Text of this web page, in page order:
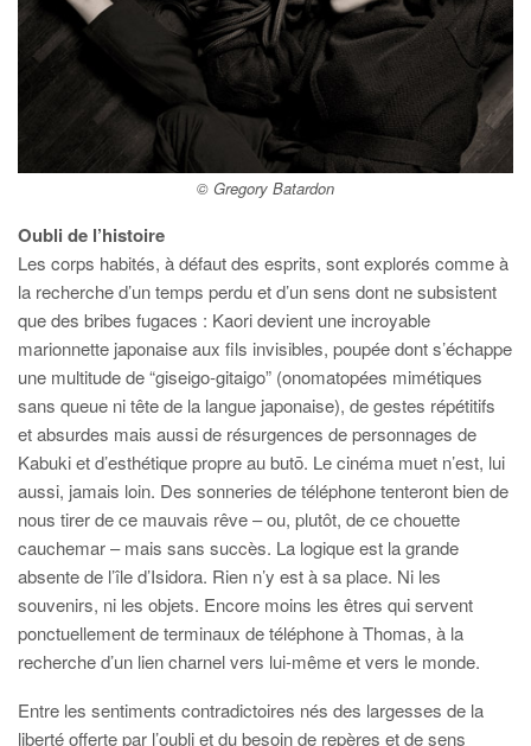
© Gregory Batardon
Oubli de l’histoire
Les corps habités, à défaut des esprits, sont explorés comme à
la recherche d’un temps perdu et d’un sens dont ne subsistent
que des bribes fugaces : Kaori devient une incroyable
marionnette japonaise aux fils invisibles, poupée dont s’échappe
une multitude de “giseigo-gitaigo” (onomatopées mimétiques
sans queue ni tête de la langue japonaise), de gestes répétitifs
et absurdes mais aussi de résurgences de personnages de
Kabuki et d’esthétique propre au butō. Le cinéma muet n’est, lui
aussi, jamais loin. Des sonneries de téléphone tenteront bien de
nous tirer de ce mauvais rêve – ou, plutôt, de ce chouette
cauchemar – mais sans succès. La logique est la grande
absente de l’île d’Isidora. Rien n’y est à sa place. Ni les
souvenirs, ni les objets. Encore moins les êtres qui servent
ponctuellement de terminaux de téléphone à Thomas, à la
recherche d’un lien charnel vers lui-même et vers le monde.
Entre les sentiments contradictoires nés des largesses de la
liberté offerte par l’oubli et du besoin de repères et de sens